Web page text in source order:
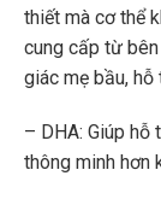
thiết mà cơ thể
cung cấp từ
giác mẹ bầu,
– DHA: Giúp hỗ
thông minh hơn